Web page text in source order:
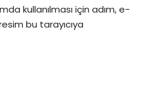
kullanılması için adım, e-
bu tarayıcıya